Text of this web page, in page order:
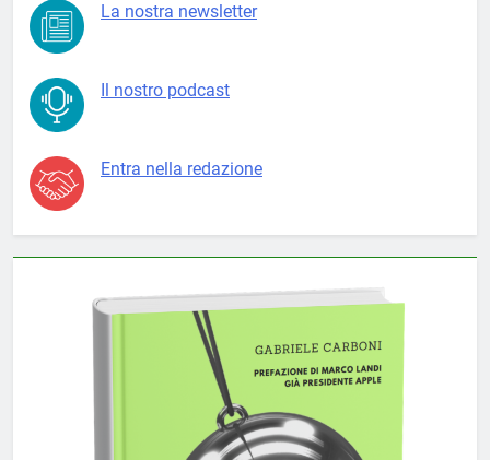
La nostra newsletter
Il nostro podcast
Entra nella redazione